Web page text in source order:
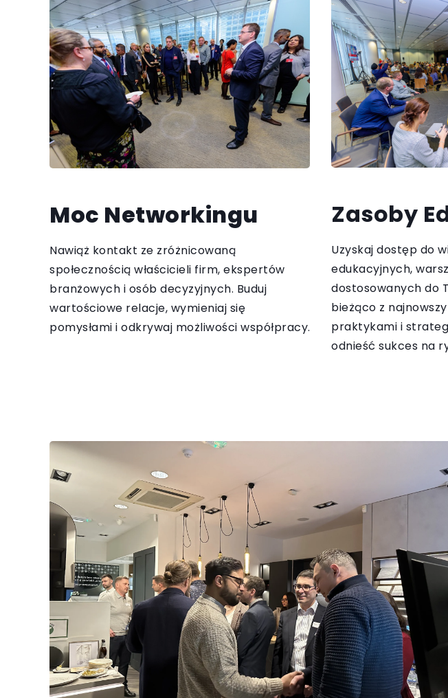
Moc Networkingu
Nawiąż kontakt ze zróżnicowaną
społecznością właścicieli firm, ekspertów
branżowych i osób decyzyjnych. Buduj
wartościowe relacje, wymieniaj się
pomysłami i odkrywaj możliwości współpracy.
Zasoby
Uzyskaj dostęp do
edukacyjnych,
dostosowanych do
bieżąco z
praktykami i
odnieść sukces na